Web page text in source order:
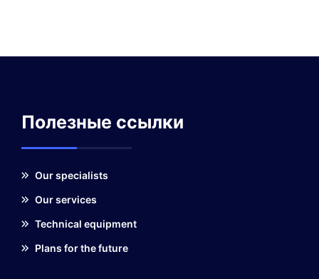
Полезные ссылки
Our specialists
Our services
Technical equipment
Plans for the future